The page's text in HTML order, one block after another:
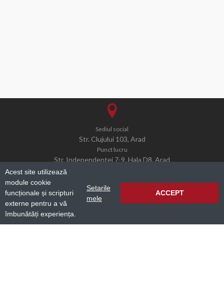
Sediul social
Str. Clujului 103, Arad
Punct lucru
Str. Independentei 7-9, Hala D8, Arad
office@simcogroup.ro
Acest site utilizează
module cookie
funcționale și scripturi
externe pentru a vă
îmbunătăți experiența.
Setarile
mele
ACCEPT